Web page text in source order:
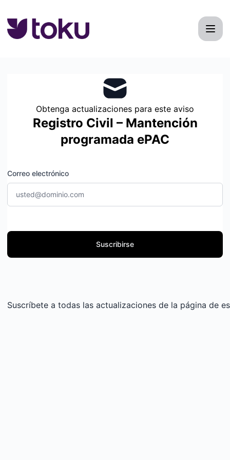
Obtenga actualizaciones para este aviso
Registro Civil – Mantención
programada ePAC
Correo electrónico
Suscribirse
Suscríbete a todas las actualizaciones de la página de